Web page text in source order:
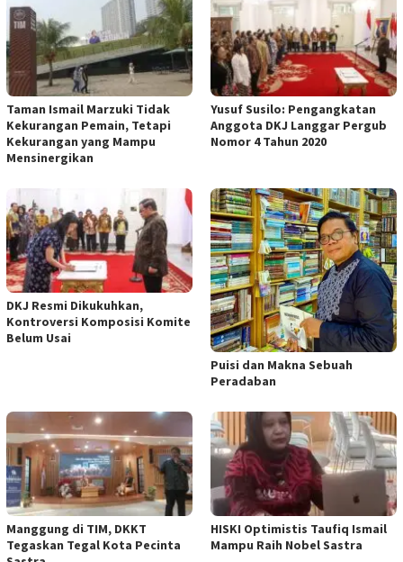
Taman Ismail Marzuki Tidak
Kekurangan Pemain, Tetapi
Kekurangan yang Mampu
Mensinergikan
Yusuf Susilo: Pengangkatan
Anggota DKJ Langgar Pergub
Nomor 4 Tahun 2020
DKJ Resmi Dikukuhkan,
Kontroversi Komposisi Komite
Belum Usai
Puisi dan Makna Sebuah
Peradaban
Manggung di TIM, DKKT
Tegaskan Tegal Kota Pecinta
HISKI Optimistis Taufiq Ismail
Mampu Raih Nobel Sastra